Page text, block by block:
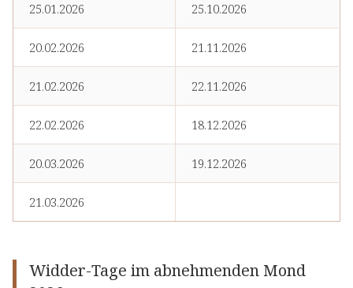
25.01.2026 25.10.2026
20.02.2026 21.11.2026
21.02.2026 22.11.2026
22.02.2026 18.12.2026
20.03.2026 19.12.2026
21.03.2026
Widder-Tage im abnehmenden Mond